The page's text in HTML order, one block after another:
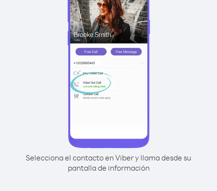
Selecciona el contacto en Viber y llama desde su
pantalla de información